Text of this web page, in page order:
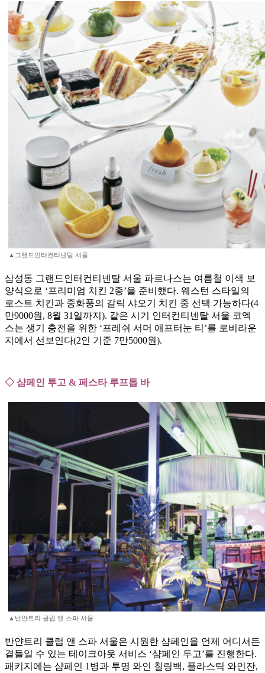
▲그랜드인터컨티넨탈 서울
삼성동 그랜드인터컨티넨탈 서울 파르나스는 여름철 이색 보
양식으로 ‘프리미엄 치킨 2종’을 준비했다. 웨스턴 스타일의
로스트 치킨과 중화풍의 갈릭 샤오기 치킨 중 선택 가능하다(4
만9000원, 8월 31일까지). 같은 시기 인터컨티넨탈 서울 코엑
스는 생기 충전을 위한 ‘프레쉬 서머 애프터눈 티’를 로비라운
지에서 선보인다(2인 기준 7만5000원).
◇ 샴페인 투고 & 페스타 루프톱 바
▲반얀트리 클럽 앤 스파 서울
반얀트리 클럽 앤 스파 서울은 시원한 샴페인을 언제 어디서든
곁들일 수 있는 테이크아웃 서비스 ‘샴페인 투고’를 진행한다.
패키지에는 샴페인 1병과 투명 와인 칠링백, 플라스틱 와인잔,